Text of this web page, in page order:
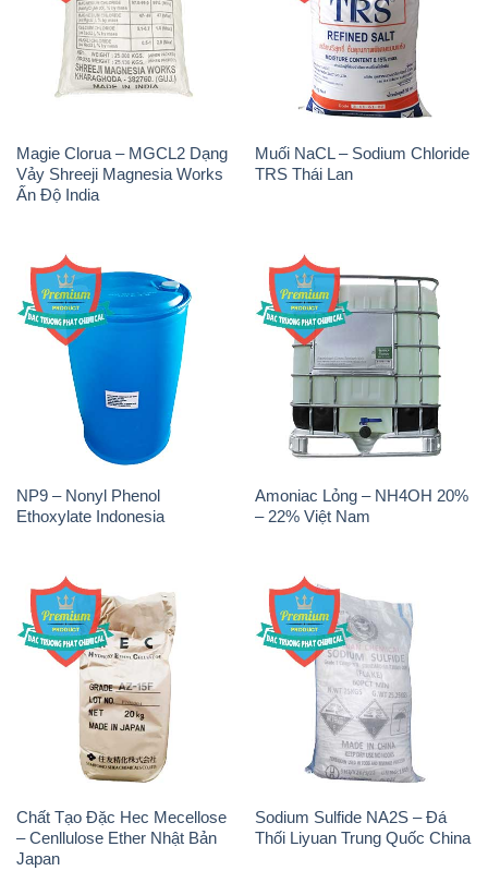
Magie Clorua – MGCL2 Dạng
Vảy Shreeji Magnesia Works
Ấn Độ India
Muối NaCL – Sodium Chloride
TRS Thái Lan
NP9 – Nonyl Phenol
Ethoxylate Indonesia
Amoniac Lỏng – NH4OH 20%
– 22% Việt Nam
Chất Tạo Đặc Hec Mecellose
– Cenllulose Ether Nhật Bản
Japan
Sodium Sulfide NA2S – Đá
Thối Liyuan Trung Quốc China